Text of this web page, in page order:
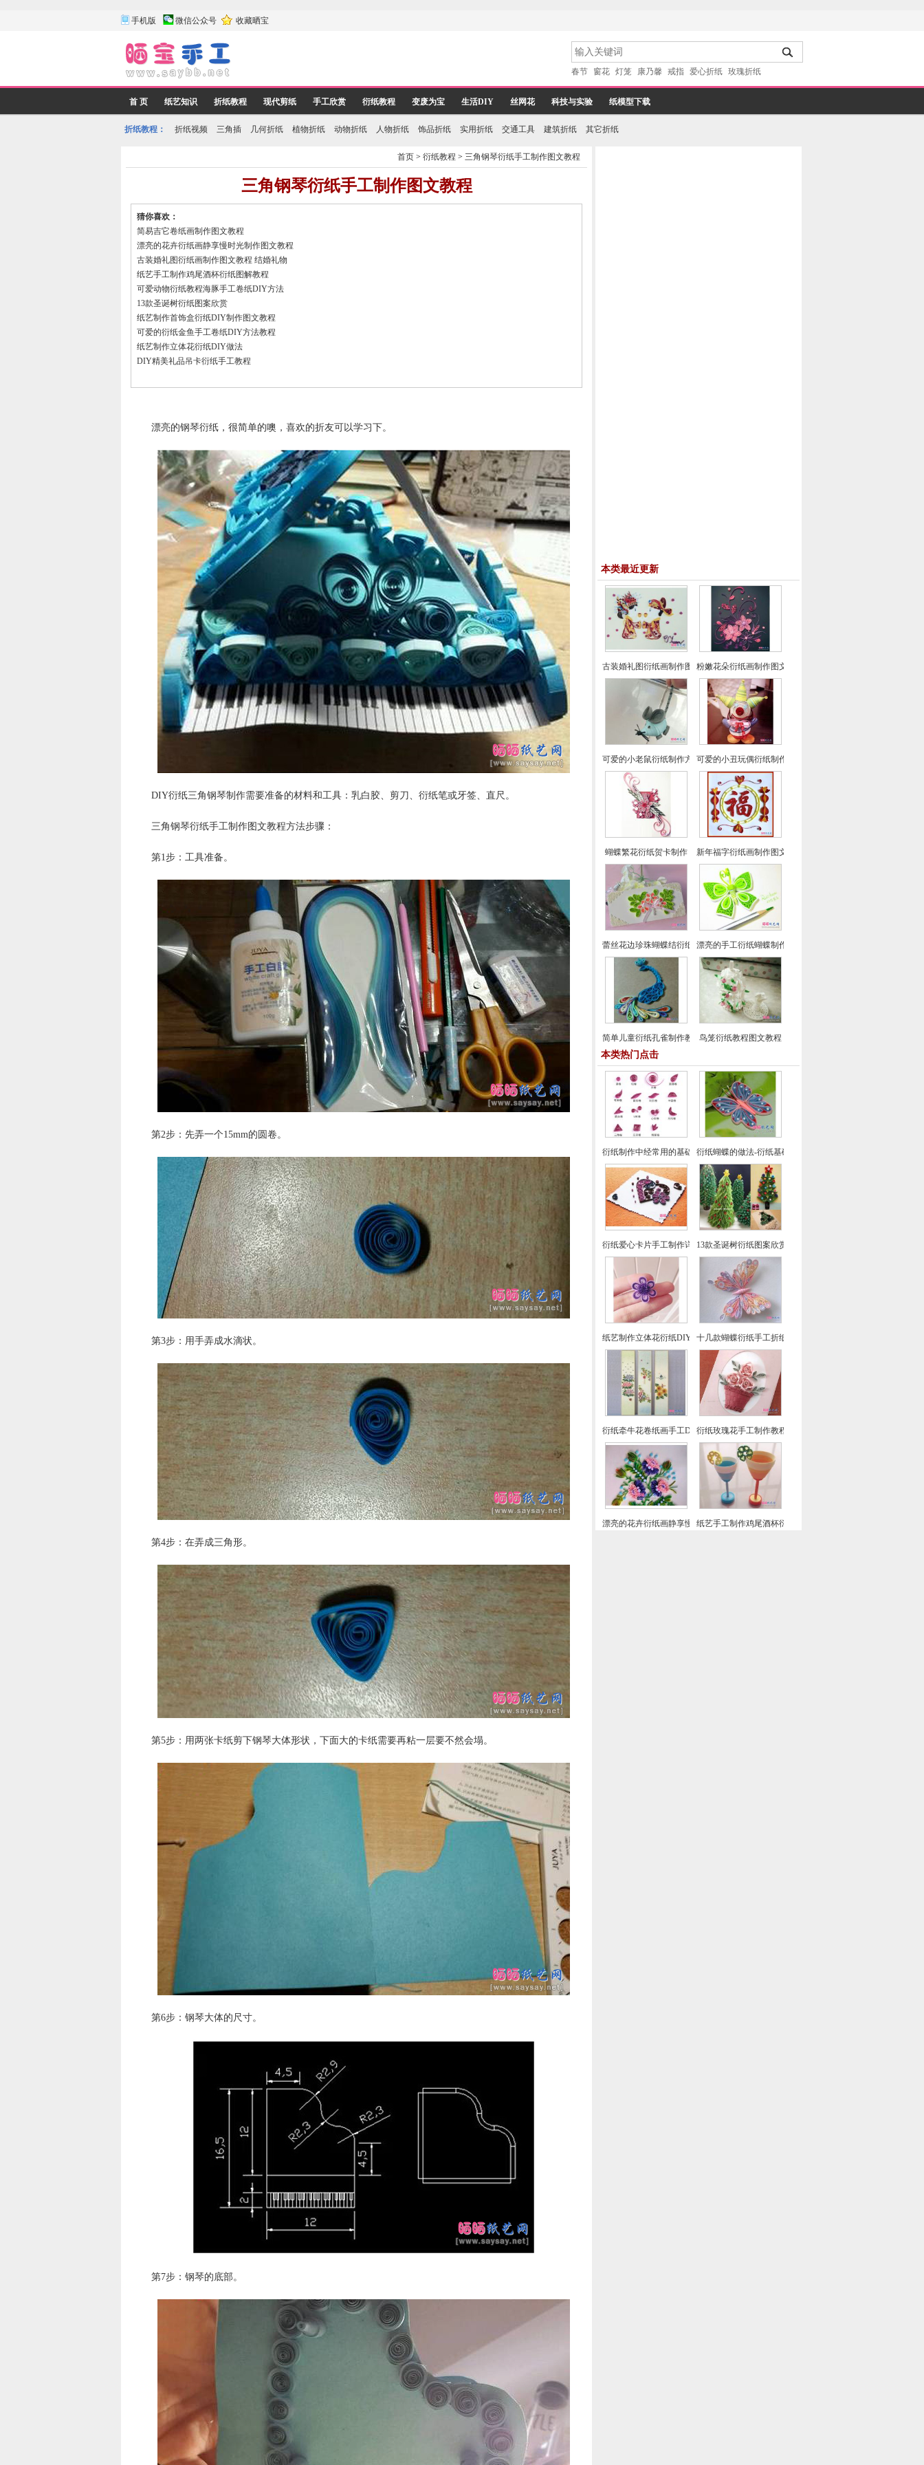
手机版 微信公众号 收藏晒宝
春节 窗花 灯笼 康乃馨 戒指 爱心折纸 玫瑰折纸
首 页 纸艺知识 折纸教程 现代剪纸 手工欣赏 衍纸教程 变废为宝 生活DIY 丝网花 科技与实验 纸模型下载
折纸教程： 折纸视频 三角插 几何折纸 植物折纸 动物折纸 人物折纸 饰品折纸 实用折纸 交通工具 建筑折纸 其它折纸
首页 >衍纸教程 >三角钢琴衍纸手工制作图文教程
三角钢琴衍纸手工制作图文教程
猜你喜欢：
简易吉它卷纸画制作图文教程
漂亮的花卉衍纸画静享慢时光制作图文教程
古装婚礼图衍纸画制作图文教程 结婚礼物
纸艺手工制作鸡尾酒杯衍纸图解教程
可爱动物衍纸教程海豚手工卷纸DIY方法
13款圣诞树衍纸图案欣赏
纸艺制作首饰盒衍纸DIY制作图文教程
可爱的衍纸金鱼手工卷纸DIY方法教程
纸艺制作立体花衍纸DIY做法
DIY精美礼品吊卡衍纸手工教程
漂亮的钢琴衍纸，很简单的噢，喜欢的折友可以学习下。
DIY衍纸三角钢琴制作需要准备的材料和工具：乳白胶、剪刀、衍纸笔或牙签、直尺。
三角钢琴衍纸手工制作图文教程方法步骤：
第1步：工具准备。
第2步：先弄一个15mm的圆卷。
第3步：用手弄成水滴状。
第4步：在弄成三角形。
第5步：用两张卡纸剪下钢琴大体形状，下面大的卡纸需要再粘一层要不然会塌。
第6步：钢琴大体的尺寸。
第7步：钢琴的底部。
本类最近更新
古装婚礼图衍纸画制作图文教程 结婚礼物
粉嫩花朵衍纸画制作图文教程
可爱的小老鼠衍纸制作方法教程可爱的小丑玩偶衍纸制作图文教程
蝴蝶繁花衍纸贺卡制作 新年福字衍纸画制作图文教程
蕾丝花边珍珠蝴蝶结衍纸花贺卡制作漂亮的手工衍纸蝴蝶制作教程
简单儿童衍纸孔雀制作教程鸟笼衍纸教程图文教程
本类热门点击
衍纸制作中经常用的基础造型的制作-衍纸基础教程
衍纸蝴蝶的做法-衍纸基础教程
衍纸爱心卡片手工制作详细图解教程13款圣诞树衍纸图案欣赏
纸艺制作立体花衍纸DIY做法十几款蝴蝶衍纸手工折纸图片欣赏
衍纸牵牛花卷纸画手工DIY制作教程衍纸玫瑰花手工制作教程-卷纸画DIY
漂亮的花卉衍纸画静享慢时光制作图文教程纸艺手工制作鸡尾酒杯衍纸图解教程